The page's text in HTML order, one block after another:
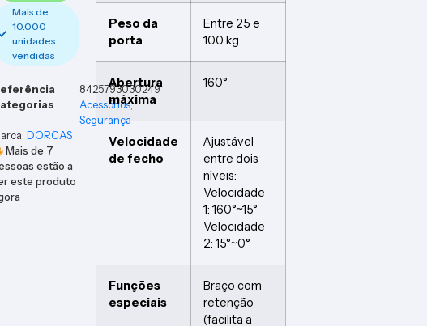
Mais de
10.000
unidades
vendidas
8425793030249
Acessórios,
Segurança
DORCAS
Mais de 7
estão a
este produto
Peso da
porta
Entre 25 e
100 kg
Abertura
máxima
160°
Velocidade
de fecho
Ajustável
entre dois
níveis:
Velocidade
1: 160°~15°
Velocidade
2: 15°~0°
Funções
especiais
Braço com
retenção
(facilita a